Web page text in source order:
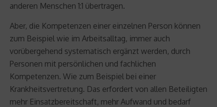
anderen Menschen 1:1 übertragen.
Aber, die Kompetenzen einer einzelnen Person können
zum Beispiel wie im Arbeitsalltag, immer auch
vorübergehend systematisch ergänzt werden, durch
Personen mit persönlichen und fachlichen
Kompetenzen. Wie zum Beispiel bei einer
Krankheitsvertretung. Das erfordert von allen Beteiligten
mehr Einsatzbereitschaft, mehr Aufwand und bedarf